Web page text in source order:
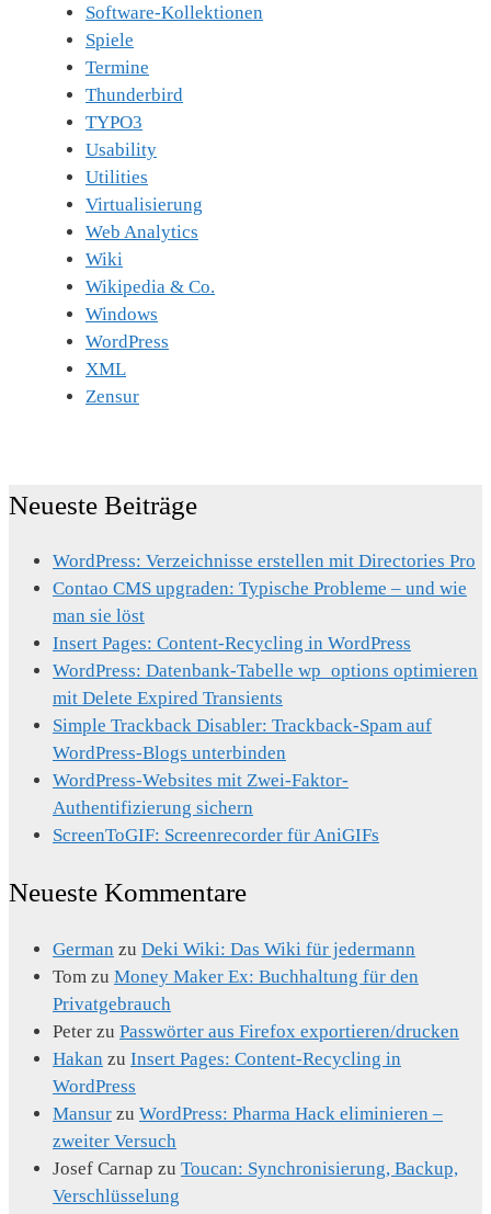
Software-Kollektionen
Spiele
Termine
Thunderbird
TYPO3
Usability
Utilities
Virtualisierung
Web Analytics
Wiki
Wikipedia & Co.
Windows
WordPress
XML
Zensur
Neueste Beiträge
WordPress: Verzeichnisse erstellen mit Directories Pro
Contao CMS upgraden: Typische Probleme – und wie
man sie löst
Insert Pages: Content-Recycling in WordPress
WordPress: Datenbank-Tabelle wp_options optimieren
mit Delete Expired Transients
Simple Trackback Disabler: Trackback-Spam auf
WordPress-Blogs unterbinden
WordPress-Websites mit Zwei-Faktor-
Authentifizierung sichern
ScreenToGIF: Screenrecorder für AniGIFs
Neueste Kommentare
German zu Deki Wiki: Das Wiki für jedermann
Tom zu Money Maker Ex: Buchhaltung für den
Privatgebrauch
Peter zu Passwörter aus Firefox exportieren/drucken
Hakan zu Insert Pages: Content-Recycling in
WordPress
Mansur zu WordPress: Pharma Hack eliminieren –
zweiter Versuch
Josef Carnap zu Toucan: Synchronisierung, Backup,
Verschlüsselung